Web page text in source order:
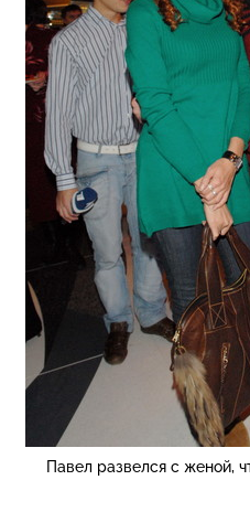
Павел развелся с женой,